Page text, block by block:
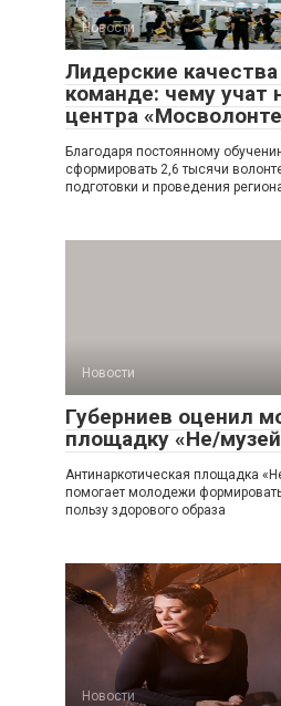
Новости
Лидерские
команде: чему учат
центра
Благодаря постоянному
сформировать 2,6 тысячи
подготовки и проведения
Новости
Губерниев оценил
площадку «Не/
Антинаркотическая площадка
помогает молодежи
пользу здорового образа
Новости